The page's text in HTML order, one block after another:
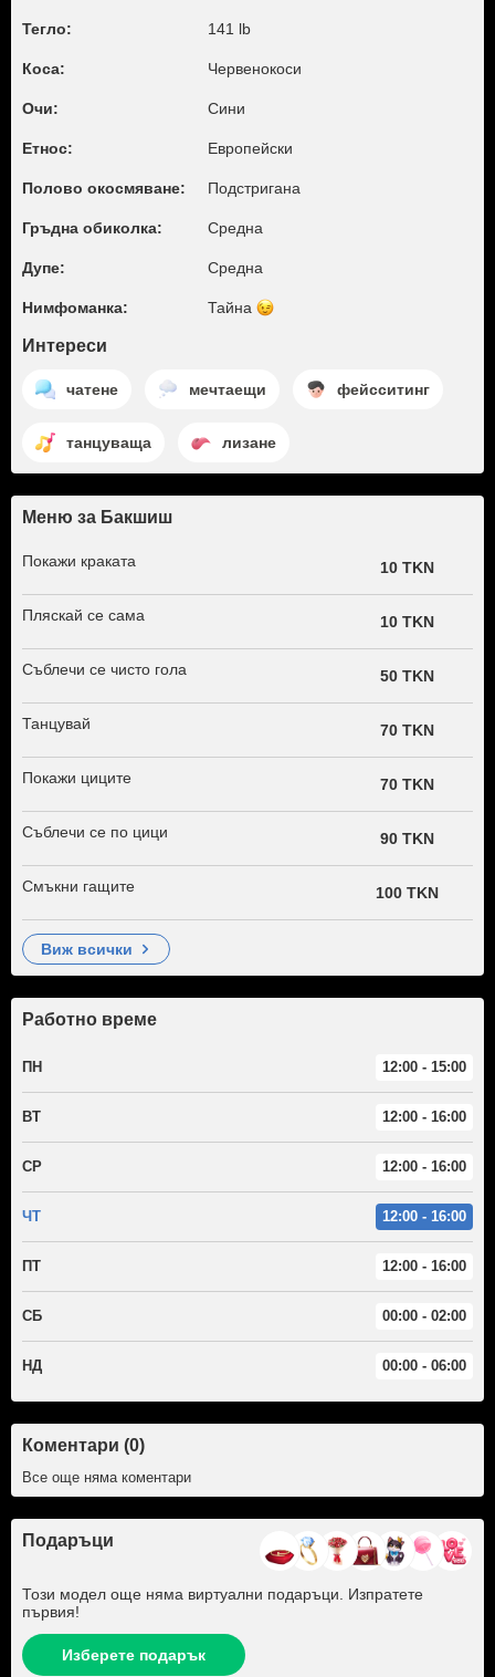
Тегло: 141 lb
Коса: Червенокоси
Очи: Сини
Етнос: Европейски
Полово окосмяване: Подстригана
Гръдна обиколка: Среднa
Дупе: Среднa
Нимфоманка: Тайна
Интереси
чатене мечтаещи фейсситинг
танцуваща лизане
Меню за Бакшиш
Покажи краката 10 TKN
Пляскай се сама 10 TKN
Съблечи се чисто гола 50 TKN
Танцувай 70 TKN
Покажи циците 70 TKN
Съблечи се по цици 90 TKN
Смъкни гащите 100 TKN
виж всички
Работно време
ПН 12:00 - 15:00
ВТ 12:00 - 16:00
СР 12:00 - 16:00
ЧТ 12:00 - 16:00
ПТ 12:00 - 16:00
СБ 00:00 - 02:00
НД 00:00 - 06:00
Коментари (0)
Все още няма коментари
Подаръци
Този модел още няма виртуални подаръци. Изпратете
първия!
Изберете подарък